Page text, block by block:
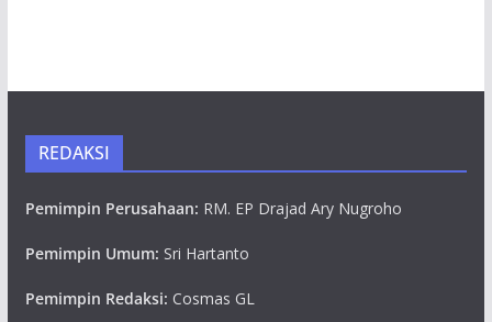
REDAKSI
Pemimpin Perusahaan: RM. EP Drajad Ary Nugroho
Pemimpin Umum: Sri Hartanto
Pemimpin Redaksi: Cosmas GL